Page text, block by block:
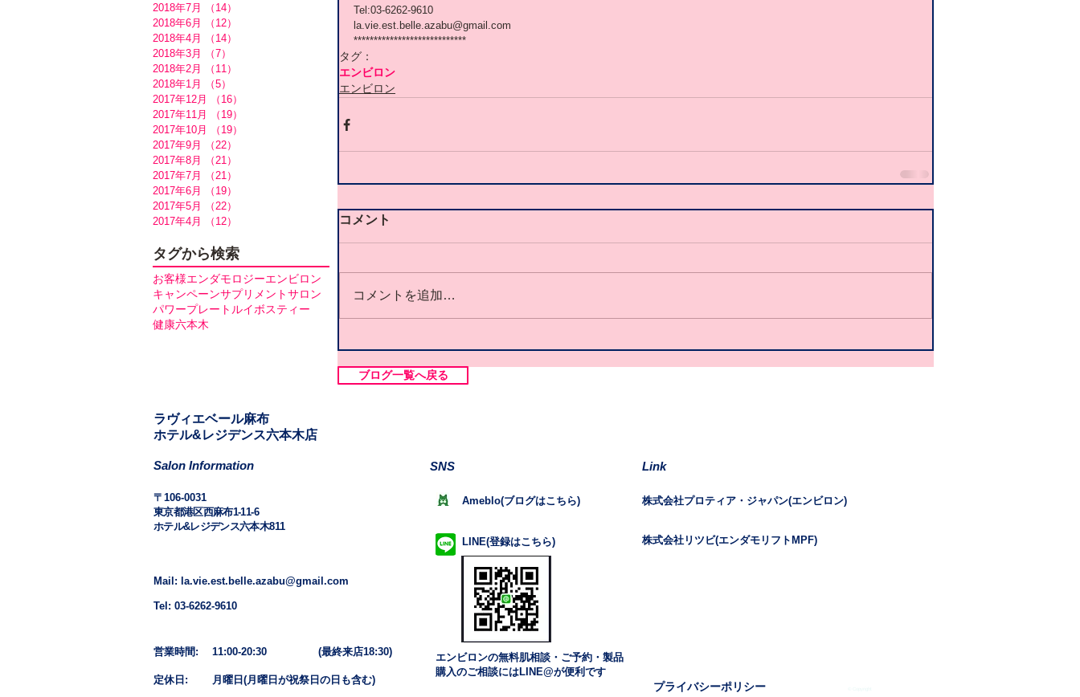
2018年7月
（14）
2018年6月
（12）
2018年4月
（14）
2018年3月
（7）
2018年2月
（11）
2018年1月
（5）
2017年12月
（16）
2017年11月
（19）
2017年10月
（19）
2017年9月
（22）
2017年8月
（21）
2017年7月
（21）
2017年6月
（19）
2017年5月
（22）
2017年4月
（12）
タグから検索
お客様エンダモロジーエンビロン
キャンペーンサプリメントサロン
パワープレート ルイボスティー
健康六本木
Tel:03-6262-9610
la.vie.est.belle.azabu@gmail.com
****************************
タグ：
エンビロン
エンビロン
コメント
コメントを追加…
ブログ一覧へ戻る
​​ラヴィエベール麻布
​ホテル&レジデンス六本木店
Salon Information
​〒106-0031
東京都港区西麻布1-11-6
ホテル&レジデンス六本木811
Mail: la.vie.est.belle.azabu@gmail.com
Tel: 03-6262-9610
営業時間: 11:00-20:30 (最終来店18:30)
定休日: 月曜日​(月曜日が祝祭日の日も含む)
SNS
Ameblo(ブログはこちら)
LINE(登録はこちら)
エンビロンの無料肌相談・ご予約・製品
購入のご相談にはLINE@が便利です
Link
株式会社プロティア・ジャパン(エンビロン)
株式会社リツビ(エンダモリフトMPF)
プライバシーポリシー